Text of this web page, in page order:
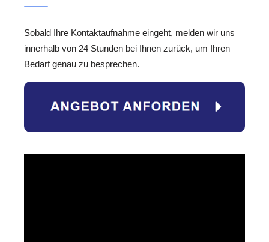
Sobald Ihre Kontaktaufnahme eingeht, melden wir uns
innerhalb von 24 Stunden bei Ihnen zurück, um Ihren
Bedarf genau zu besprechen.